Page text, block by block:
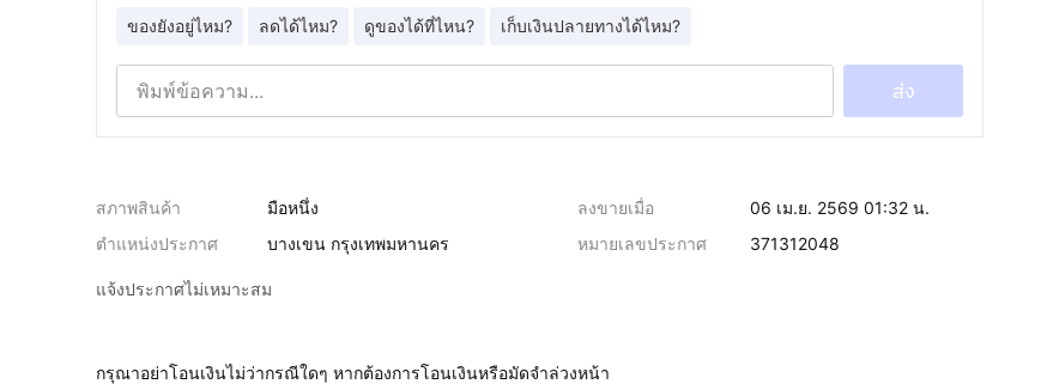
ของยังอยู่ไหม? ลดได้ไหม? ดูของได้ที่ไหน? เก็บเงินปลายทางได้ไหม?
ส่ง
สภาพสินค้า มือหนึ่ง ลงขายเมื่อ
06 เม.ย. 2569 01:32 น.
ตำแหน่งประกาศ
บางเขน กรุงเทพมหานคร หมายเลขประกาศ 371312048
แจ้งประกาศไม่เหมาะสม
กรุณาอย่าโอนเงินไม่ว่ากรณีใดๆ หากต้องการโอนเงินหรือมัดจำล่วงหน้า